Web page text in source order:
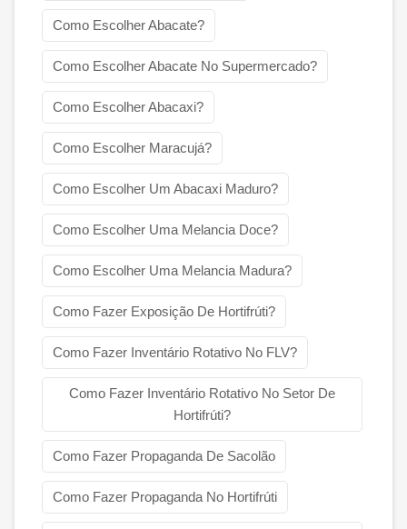
Como Escolher Abacate?
Como Escolher Abacate No Supermercado?
Como Escolher Abacaxi?
Como Escolher Maracujá?
Como Escolher Um Abacaxi Maduro?
Como Escolher Uma Melancia Doce?
Como Escolher Uma Melancia Madura?
Como Fazer Exposição De Hortifrúti?
Como Fazer Inventário Rotativo No FLV?
Como Fazer Inventário Rotativo No Setor De
Hortifrúti?
Como Fazer Propaganda De Sacolão
Como Fazer Propaganda No Hortifrúti